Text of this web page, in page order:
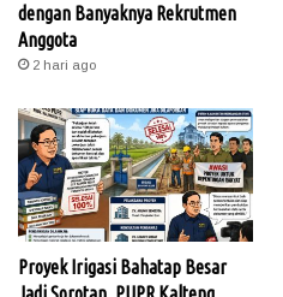
dengan Banyaknya Rekrutmen
Anggota
2 hari ago
Proyek Irigasi Bahatap Besar